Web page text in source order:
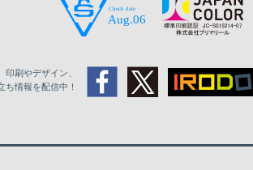
印刷やデザイン、
ち情報を配信中！